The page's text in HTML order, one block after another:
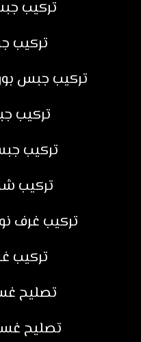
تركيب
تركيب
تركيب جبس
تركيب
تركيب
تركيب
تركيب غرف
تركيب
تصليح
تصليح